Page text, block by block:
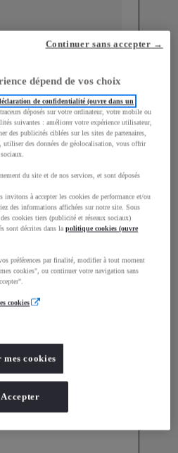
mm
dépend de vos choix
de confidentialité (ouvre dans un
déposés sur votre ordinateur, votre mobile ou
suivantes : améliorer votre expérience utilisateur,
des publicités ciblées sur les sites de partenaires,
utiliser des données de géolocalisation, vous offrir
du site et de nos services, et sont déposés
à accepter les cookies de performance et/ou
des informations affichées sur notre site. Sous
cookies tiers (publicité et réseaux sociaux)
sont décrites dans lapolitique cookies (ouvre
préférences par finalité, modifier à tout moment
cookies", ou continuer votre navigation sans
cookies
mes cookies
Continuer sans accepter →
Accepter